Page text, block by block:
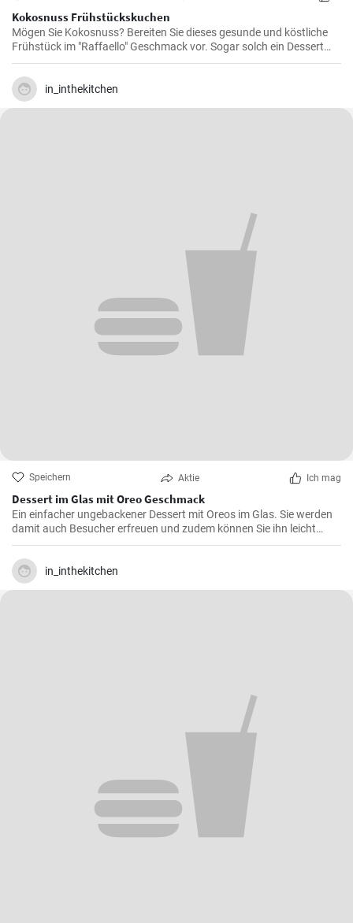
Kokosnuss Frühstückskuchen
Mögen Sie Kokosnuss? Bereiten Sie dieses gesunde und köstliche
Frühstück im "Raffaello" Geschmack vor. Sogar solch ein Dessert
kann ein vollwertiges Frühstück sein.
in_inthekitchen
Speichern Aktie Ich mag
Dessert im Glas mit Oreo Geschmack
Ein einfacher ungebackener Dessert mit Oreos im Glas. Sie werden
damit auch Besucher erfreuen und zudem können Sie ihn leicht
zubereiten, auch wenn Sie normalerweise keine Desserts zubereiten.
in_inthekitchen